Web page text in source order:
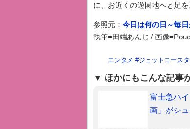
に、お近くの遊園地へと足
参照元： 今日は何の日～毎日
執筆=田端あんじ / 画像
エンタメ #ジェットコース
ほかにもこんな記事
富士急ハ
画」がシ